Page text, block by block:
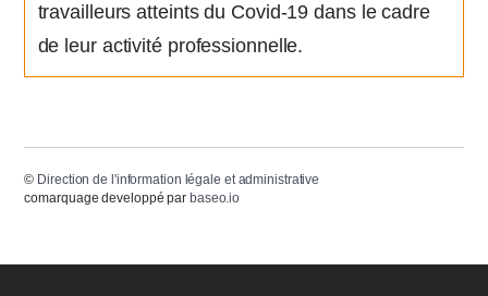
travailleurs atteints du Covid-19 dans le cadre
de leur activité professionnelle.
© Direction de l'information légale et administrative
comarquage developpé par baseo.io